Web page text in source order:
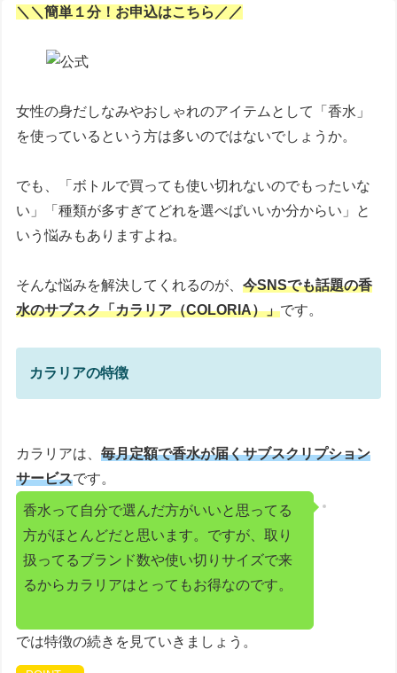
＼＼簡単１分！お申込はこちら／／
女性の身だしなみやおしゃれのアイテムとして「香水」
を使っているという方は多いのではないでしょうか。
でも、「ボトルで買っても使い切れないのでもったいな
い」「種類が多すぎてどれを選べばいいか分からい」と
いう悩みもありますよね。
そんな悩みを解決してくれるのが、今SNSでも話題の香
水のサブスク「カラリア（COLORIA）」です。
カラリアの特徴
カラリアは、毎月定額で香水が届くサブスクリプション
サービスです。
香水って自分で選んだ方がいいと思ってる
方がほとんどだと思います。ですが、取り
扱ってるブランド数や使い切りサイズで来
るからカラリアはとってもお得なのです。
では特徴の続きを見ていきましょう。